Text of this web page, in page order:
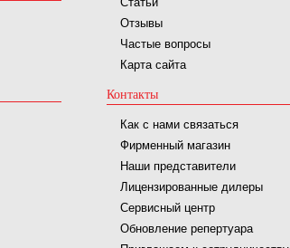
Отзывы
Частые вопросы
Карта сайта
Контакты
Как с нами связаться
Фирменный магазин
Наши представители
Лицензированные дилеры
Сервисный центр
Обновление репертуара